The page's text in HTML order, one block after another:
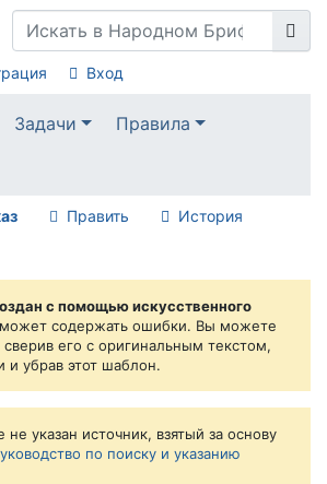
Вход
Задачи
Правила
Править История
с помощью искусственного
содержать ошибки. Вы можете
его с оригинальным текстом,
и убрав этот шаблон.
не указан источник, взятый за основу
по поиску и указанию